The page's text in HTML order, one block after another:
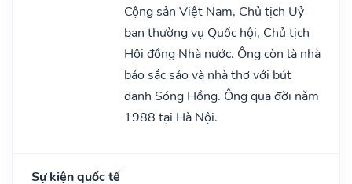
Cộng sản Việt Nam, Chủ tịch Uỷ
ban thường vụ Quốc hội, Chủ tịch
Hội đồng Nhà nước. Ông còn là nhà
báo sắc sảo và nhà thơ với bút
danh Sóng Hồng. Ông qua đời nǎm
1988 tại Hà Nội.
Sự kiện quốc tế